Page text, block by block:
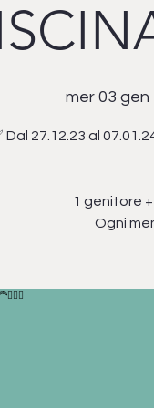
mer 03 gen
Dal 27.12.23 al
1 genitore
Ogni